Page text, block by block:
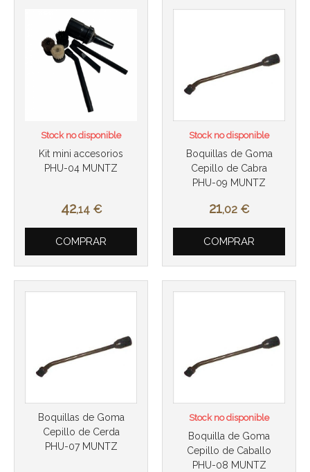
Kit mini accesorios
PHU-04 MUNTZ
42,14 €
Stock no disponible
COMPRAR
Boquillas de Goma
Cepillo de Cabra
PHU-09 MUNTZ
21,02 €
Stock no disponible
COMPRAR
Boquillas de Goma
Cepillo de Cerda
PHU-07 MUNTZ
Boquilla de Goma
Cepillo de Caballo
PHU-08 MUNTZ
Stock no disponible